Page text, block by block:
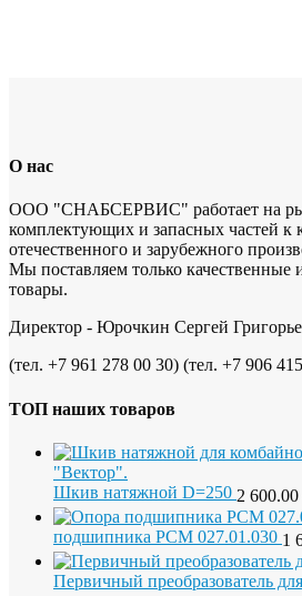
О нас
ООО "СНАБСЕРВИС" работает на
комплектующих и запасных частей к
отечественного и зарубежного
Мы поставляем только качественные
товары.
Директор - Юрочкин Сергей
(тел. +7 961 278 00 30) (тел. +7 906
ТОП наших товаров
Шкив натяжной D=250 2 600.00
подшипника РСМ 027.01.030 1
Первичный преобразователь